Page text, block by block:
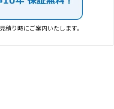
り時にご案内いたします。